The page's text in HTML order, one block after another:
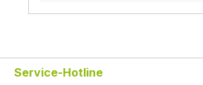
positiv auswirken. Zu den
unter anderem ätherisches Öl,
Service-Hotline